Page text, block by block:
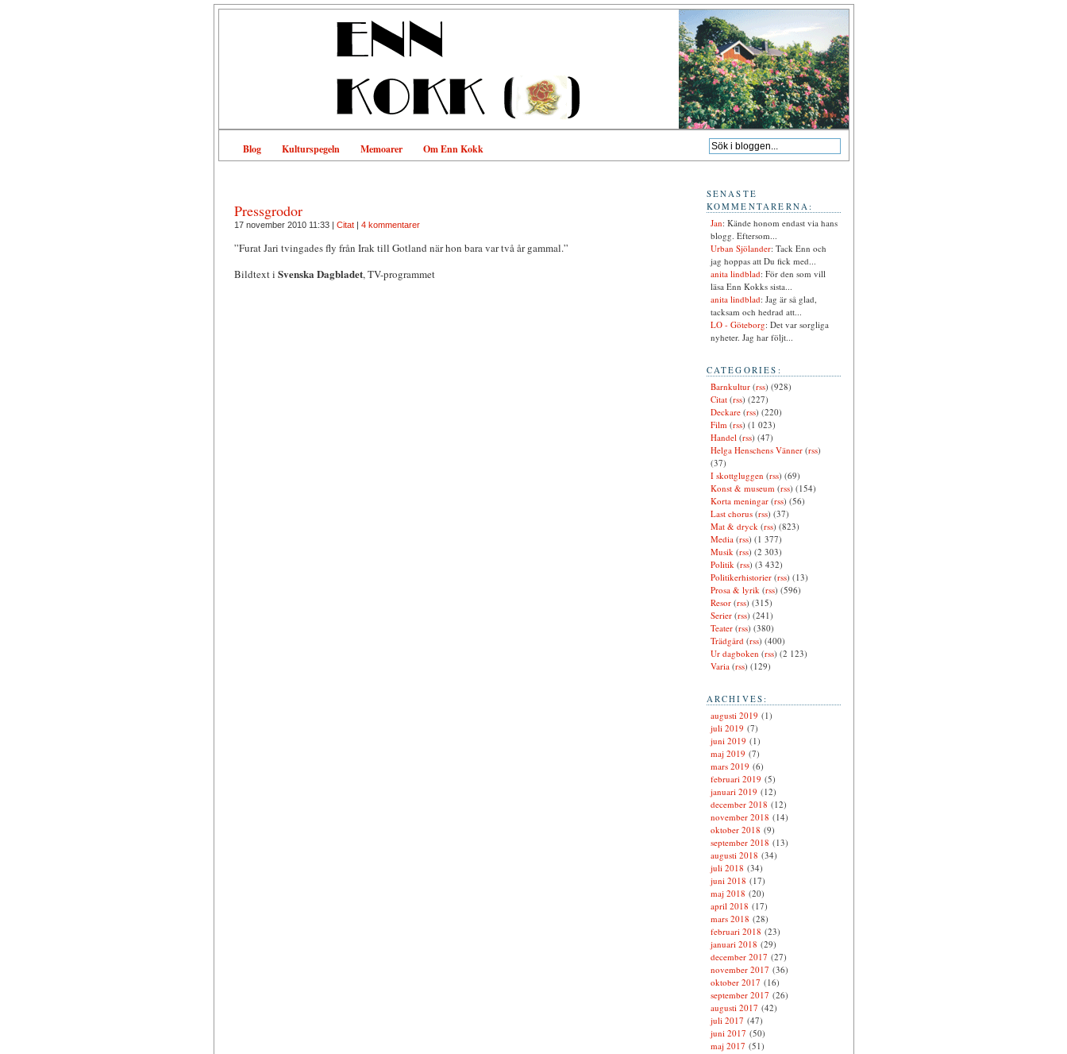
Blog Kulturspegeln Memoarer Om Enn Kokk
Pressgrodor
17 november 2010 11:33 | Citat| 4 kommentarer
”Furat Jari tvingades fly från Irak till Gotland när hon bara var två år gammal.”
Bildtext i Svenska Dagbladet, TV-programmet
SENASTE
KOMMENTARERNA:
Jan: Kände honom endast via hans
blogg. Eftersom...
Urban Sjölander: Tack Enn och
jag hoppas att Du fick med...
anita lindblad: För den som vill
läsa Enn Kokks sista...
anita lindblad: Jag är så glad,
tacksam och hedrad att...
LO - Göteborg: Det var sorgliga
nyheter. Jag har följt...
CATEGORIES:
Barnkultur(rss) (928)
Citat(rss) (227)
Deckare(rss) (220)
Film(rss) (1 023)
Handel(rss) (47)
Helga Henschens Vänner(rss)
(37)
I skottgluggen (rss) (69)
Konst & museum(rss) (154)
Korta meningar(rss) (56)
Last chorus(rss) (37)
Mat & dryck(rss) (823)
Media(rss) (1 377)
Musik(rss) (2 303)
Politik(rss) (3 432)
Politikerhistorier(rss) (13)
Prosa & lyrik(rss) (596)
Resor(rss) (315)
Serier(rss) (241)
Teater(rss) (380)
Trädgård(rss) (400)
Ur dagboken (rss) (2 123)
Varia(rss) (129)
ARCHIVES:
augusti 2019 (1)
juli 2019 (7)
juni 2019 (1)
maj 2019 (7)
mars 2019 (6)
februari 2019 (5)
januari 2019 (12)
december 2018 (12)
november 2018 (14)
oktober 2018 (9)
september 2018 (13)
augusti 2018 (34)
juli 2018 (34)
juni 2018 (17)
maj 2018 (20)
april 2018 (17)
mars 2018 (28)
februari 2018 (23)
januari 2018 (29)
december 2017 (27)
november 2017 (36)
oktober 2017 (16)
september 2017 (26)
augusti 2017 (42)
juli 2017 (47)
juni 2017 (50)
maj 2017 (51)